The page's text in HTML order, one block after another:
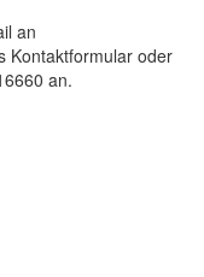
an
Kontaktformular oder
an.